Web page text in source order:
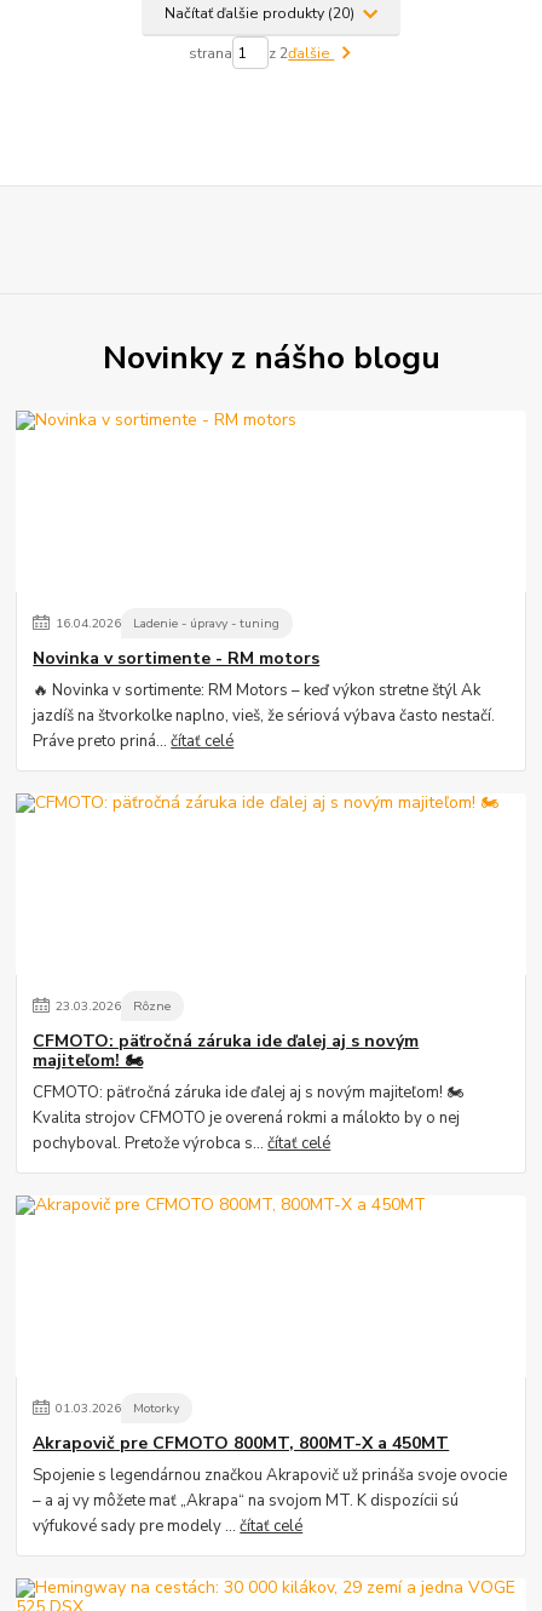
Načítať ďalšie produkty (20)
strana z 2ďalšie
Novinky z nášho blogu
16.04.2026 Ladenie - úpravy - tuning
Novinka v sortimente - RM motors
🔥 Novinka v sortimente: RM Motors – keď výkon stretne štýl Ak
jazdíš na štvorkolke naplno, vieš, že sériová výbava často nestačí.
Práve preto priná...čítať celé
23.03.2026 Rôzne
CFMOTO: päťročná záruka ide ďalej aj s novým
majiteľom! 🏍️
CFMOTO: päťročná záruka ide ďalej aj s novým majiteľom! 🏍️
Kvalita strojov CFMOTO je overená rokmi a málokto by o nej
pochyboval. Pretože výrobca s...čítať celé
01.03.2026 Motorky
Akrapovič pre CFMOTO 800MT, 800MT-X a 450MT
Spojenie s legendárnou značkou Akrapovič už prináša svoje ovocie
– a aj vy môžete mať „Akrapa“ na svojom MT. K dispozícii sú
výfukové sady pre modely ...čítať celé